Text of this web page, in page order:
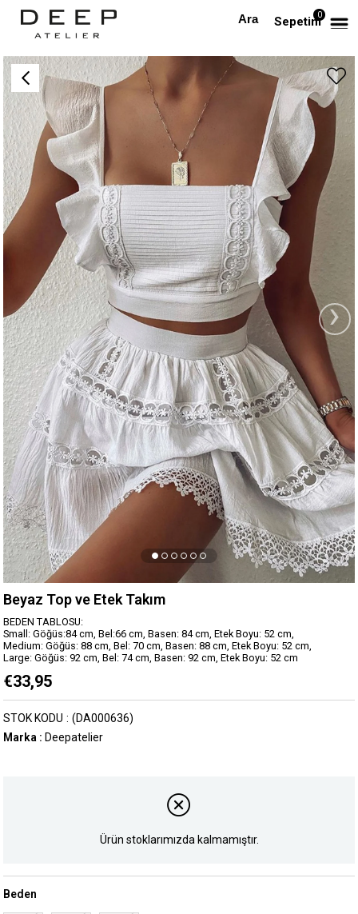
Sepetim0
Anasayfa TAKIM & TULUM
›
Beyaz Top ve Etek Takım
BEDEN TABLOSU:
Small: Göğüs:84 cm, Bel:66 cm, Basen: 84 cm, Etek Boyu: 52 cm,
Medium: Göğüs: 88 cm, Bel: 70 cm, Basen: 88 cm, Etek Boyu: 52 cm,
Large: Göğüs: 92 cm, Bel: 74 cm, Basen: 92 cm, Etek Boyu: 52 cm
€33,95
(DA000636)
STOK KODU
Marka : Deepatelier
Ürün stoklarımızda kalmamıştır.
Beden